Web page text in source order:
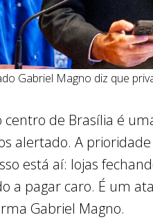
Gabriel Magno diz que
centro de Brasília é
alertado. A
está aí: lojas
a pagar caro. É um
Gabriel Magno.